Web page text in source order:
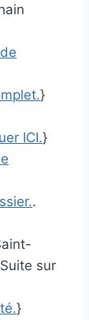
}
ICI.}
.
sur
}